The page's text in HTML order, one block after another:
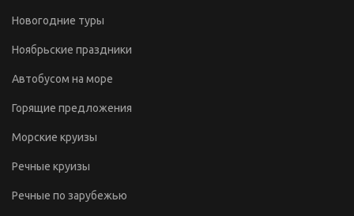
Новогодние туры
Ноябрьские праздники
Автобусом на море
Горящие предложения
Морские круизы
Речные круизы
Речные по зарубежью